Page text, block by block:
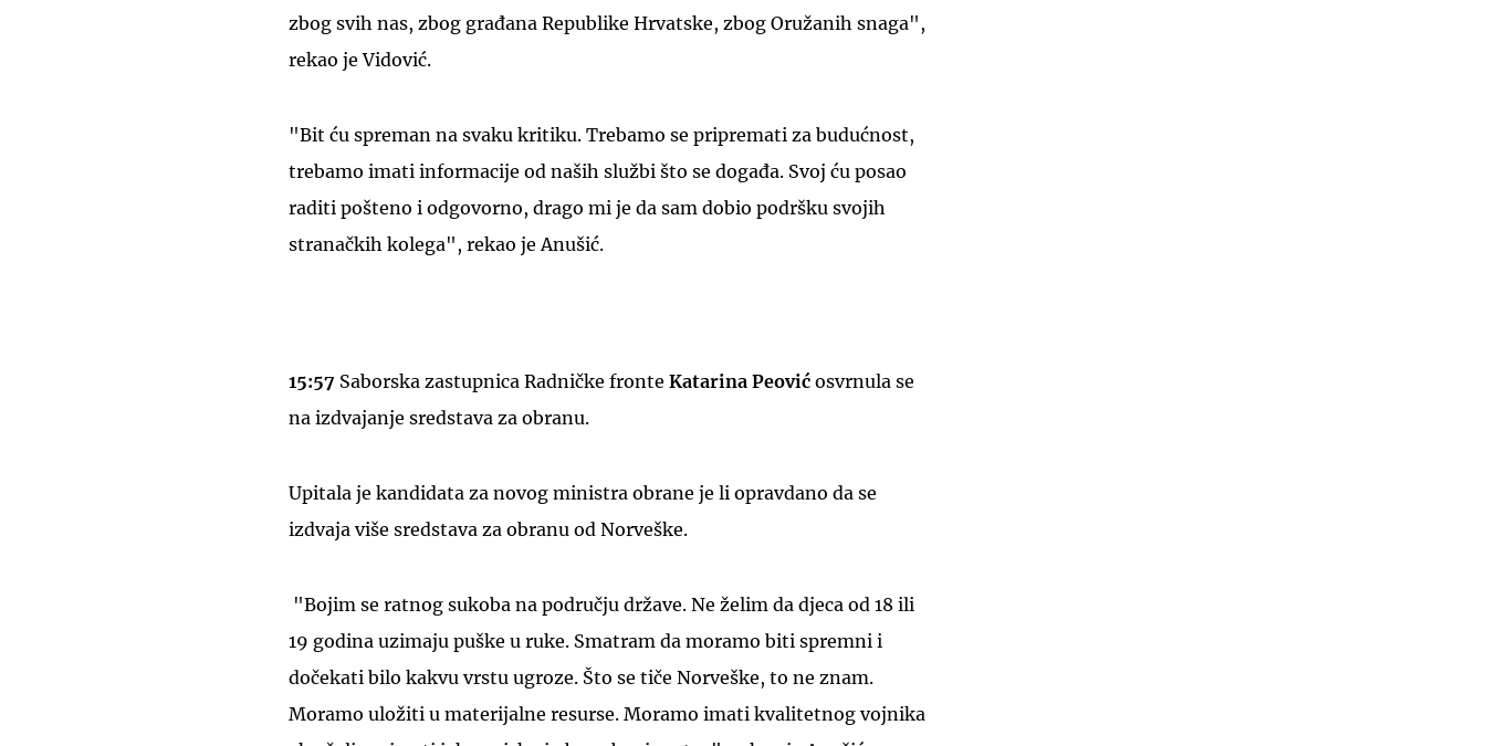
zbog svih nas, zbog građana Republike Hrvatske, zbog Oružanih snaga",
rekao je Vidović.
"Bit ću spreman na svaku kritiku. Trebamo se pripremati za budućnost,
trebamo imati informacije od naših službi što se događa. Svoj ću posao
raditi pošteno i odgovorno, drago mi je da sam dobio podršku svojih
stranačkih kolega", rekao je Anušić.
15:57 Saborska zastupnica Radničke fronte Katarina Peović osvrnula se
na izdvajanje sredstava za obranu.
Upitala je kandidata za novog ministra obrane je li opravdano da se
izdvaja više sredstava za obranu od Norveške.
"Bojim se ratnog sukoba na području države. Ne želim da djeca od 18 ili
19 godina uzimaju puške u ruke. Smatram da moramo biti spremni i
dočekati bilo kakvu vrstu ugroze. Što se tiče Norveške, to ne znam.
Moramo uložiti u materijalne resurse. Moramo imati kvalitetnog vojnika